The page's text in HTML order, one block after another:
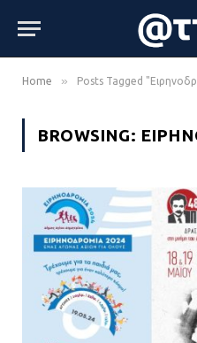
Home » Posts Tagged
BROWSING: